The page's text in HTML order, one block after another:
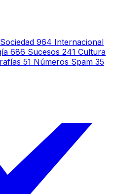
Sociedad 964 Internacional
686 Sucesos 241 Cultura
51 Números Spam 35